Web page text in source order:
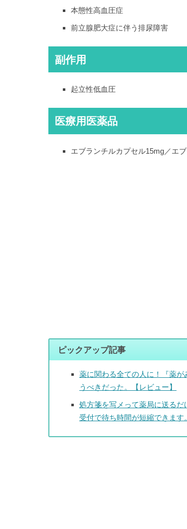
本態性高血圧症
前立腺肥大症に伴う排尿障害
副作用
起立性低血圧
医療用医薬品
エブランチルカプセル15mg／エ
ピックアップ記事
薬に関わる全ての人に！『薬
うべきだった。【レビュー】
処方箋を写メって薬局に送る
受付で待ち時間が短縮できます。